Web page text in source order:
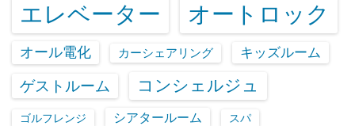
エレベーター オートロック
オール電化 カーシェアリング キッズルーム
ゲストルーム コンシェルジュ
ゴルフレンジ シアタールーム スパ